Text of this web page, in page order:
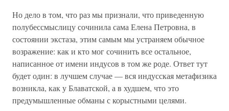
Но дело в том, что раз мы признали, что приведенную
полубессмыслицу сочинила сама Елена Петровна, в
состоянии экстаза, этим самым мы устраняем обычное
возражение: как и кто мог сочинить все остальное,
написанное от имени индусов в том же роде. Ответ тут
будет один: в лучшем случае — вся индусская метафизика
возникла, как у Блаватской, а в худшем, что это
предумышленные обманы с корыстными целями.